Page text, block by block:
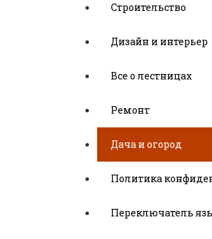
Строительство
Дизайн и интерьер
Все о лестницах
Ремонт
Дача и огород
Политика
Переключатель